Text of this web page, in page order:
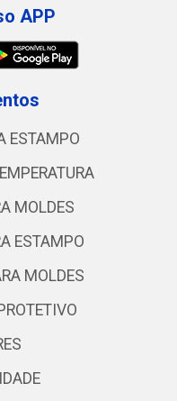
APP
ESTAMPO
MOLDES
ESTAMPO
MOLDES